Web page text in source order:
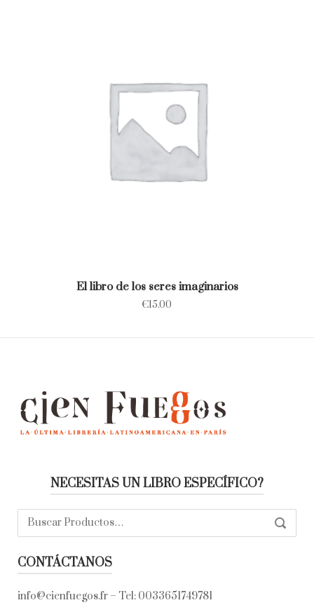
El libro de los seres imaginarios
€15.00
NECESITAS UN LIBRO ESPECÍFICO?
Buscar:
CONTÁCTANOS
info@cienfuegos.fr – Tel: 0033651749781